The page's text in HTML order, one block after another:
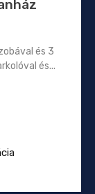
és 3
és...